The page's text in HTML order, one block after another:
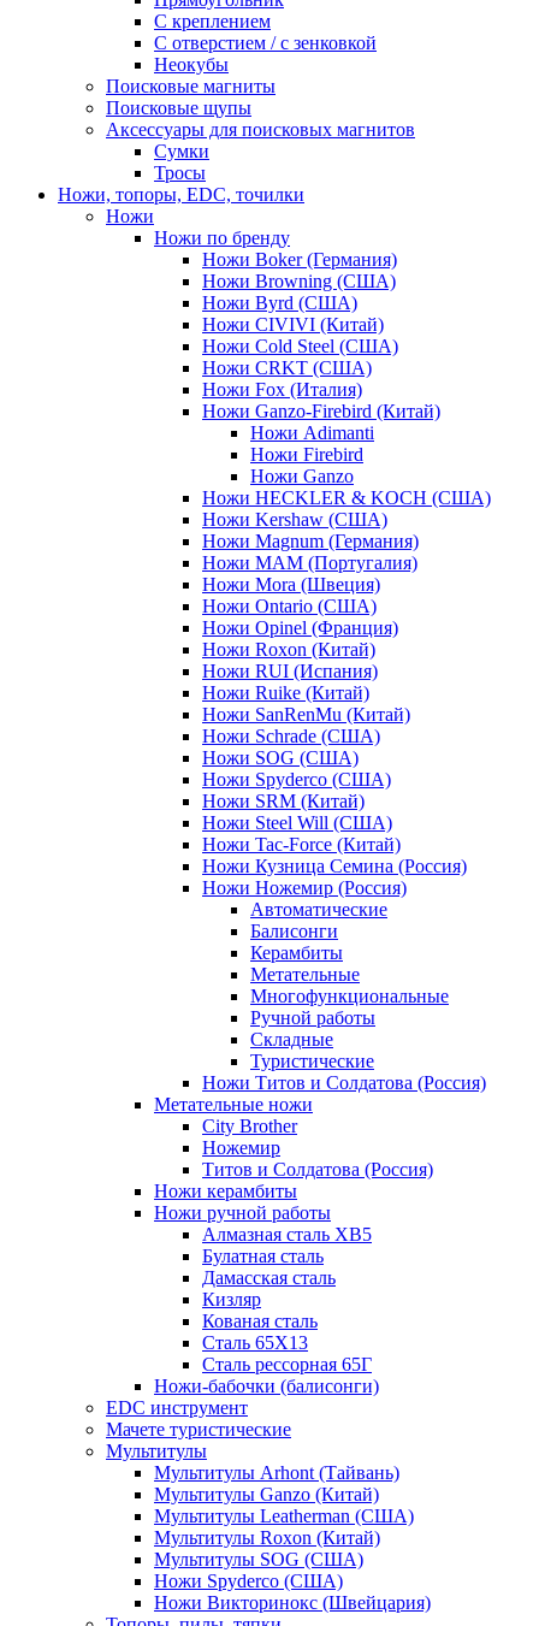
С креплением
С отверстием / с зенковкой
Неокубы
Поисковые магниты
Поисковые щупы
Аксессуары для поисковых магнитов
Сумки
Тросы
Ножи, топоры, EDC, точилки
Ножи
Ножи по бренду
Ножи Boker (Германия)
Ножи Browning (США)
Ножи Byrd (США)
Ножи CIVIVI (Китай)
Ножи Cold Steel (США)
Ножи CRKT (США)
Ножи Fox (Италия)
Ножи Ganzo-Firebird (Китай)
Ножи Adimanti
Ножи Firebird
Ножи Ganzo
Ножи HECKLER & KOCH (США)
Ножи Kershaw (США)
Ножи Magnum (Германия)
Ножи MAM (Португалия)
Ножи Mora (Швеция)
Ножи Ontario (США)
Ножи Opinel (Франция)
Ножи Roxon (Китай)
Ножи RUI (Испания)
Ножи Ruike (Китай)
Ножи SanRenMu (Китай)
Ножи Schrade (США)
Ножи SOG (США)
Ножи Spyderco (США)
Ножи SRM (Китай)
Ножи Steel Will (США)
Ножи Tac-Force (Китай)
Ножи Кузница Семина (Россия)
Ножи Ножемир (Россия)
Автоматические
Балисонги
Керамбиты
Метательные
Многофункциональные
Ручной работы
Складные
Туристические
Ножи Титов и Солдатова (Россия)
Метательные ножи
City Brother
Ножемир
Титов и Солдатова (Россия)
Ножи керамбиты
Ножи ручной работы
Алмазная сталь ХВ5
Булатная сталь
Дамасская сталь
Кизляр
Кованая сталь
Сталь 65Х13
Сталь рессорная 65Г
Ножи-бабочки (балисонги)
EDC инструмент
Мачете туристические
Мультитулы
Мультитулы Arhont (Тайвань)
Мультитулы Ganzo (Китай)
Мультитулы Leatherman (США)
Мультитулы Roxon (Китай)
Мультитулы SOG (США)
Ножи Spyderco (США)
Ножи Викторинокс (Швейцария)